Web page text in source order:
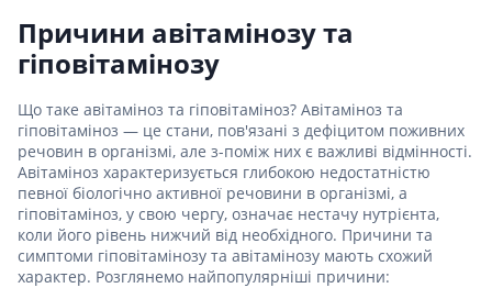
Причини авітамінозу та
гіповітамінозу
Що таке авітаміноз та гіповітаміноз? Авітаміноз та
гіповітаміноз — це стани, пов'язані з дефіцитом поживних
речовин в організмі, але з-поміж них є важливі відмінності.
Авітаміноз характеризується глибокою недостатністю
певної біологічно активної речовини в організмі, а
гіповітаміноз, у свою чергу, означає нестачу нутрієнта,
коли його рівень нижчий від необхідного. Причини та
симптоми гіповітамінозу та авітамінозу мають схожий
характер. Розглянемо найпопулярніші причини: